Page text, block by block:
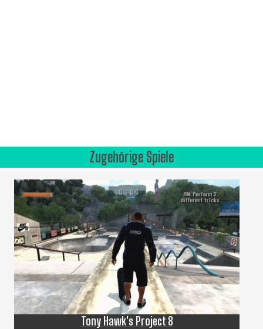
Zugehörige Spiele
Tony Hawk's Project 8